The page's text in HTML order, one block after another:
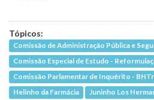
Tópicos:
Comissão de Administração Pública e
Comissão Especial de Estudo -
Comissão Parlamentar de Inquérito -
Helinho da Farmácia
Juninho Los